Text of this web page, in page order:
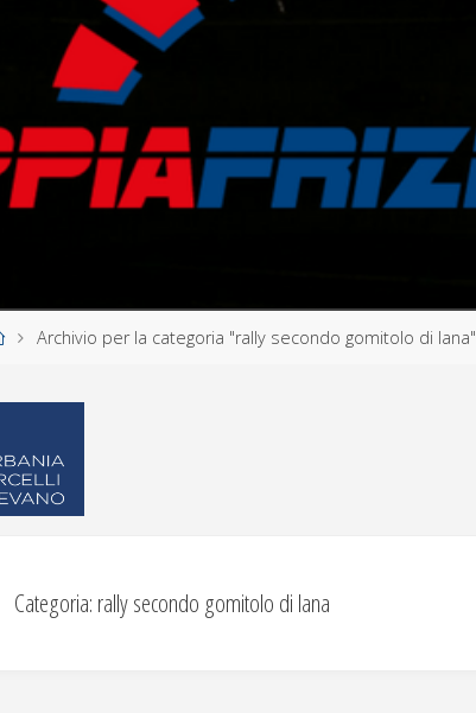
HomeArchivio per la categoria "rally secondo gomitolo di lana"
Categoria: rally secondo gomitolo di lana